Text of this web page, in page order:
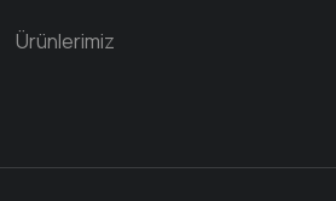
Ürünlerimiz